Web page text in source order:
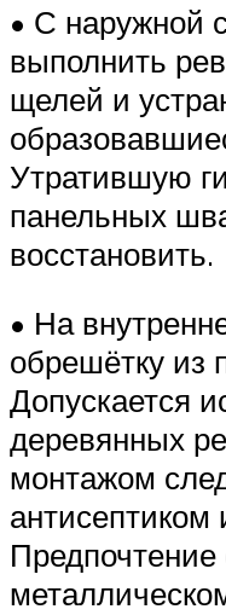
• С наружной
выполнить
щелей и
Утратившую
панельных
восстановить.
• На
обрешётку из
Допускается
деревянных
монтажом
антисептиком
Предпочтение